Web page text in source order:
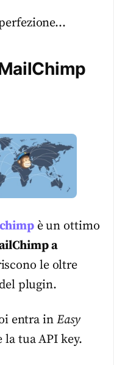
è un ottimo
a
le oltre
plugin.
entra in Easy
tua API key.